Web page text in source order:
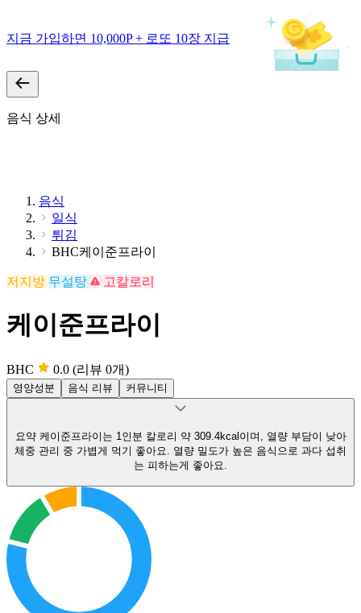
지금 가입하면 10,000P + 로또 10장 지급
음식 상세
음식
일식
튀김
BHC케이준프라이
저지방 무설탕 고칼로리
케이준프라이
BHC 0.0 (리뷰 0개)
영양성분 음식 리뷰 커뮤니티
요약 케이준프라이는 1인분 칼로리 약 309.4kcal이며, 열량 부담이 낮아
체중 관리 중 가볍게 먹기 좋아요. 열량 밀도가 높은 음식으로 과다 섭취
는 피하는게 좋아요.